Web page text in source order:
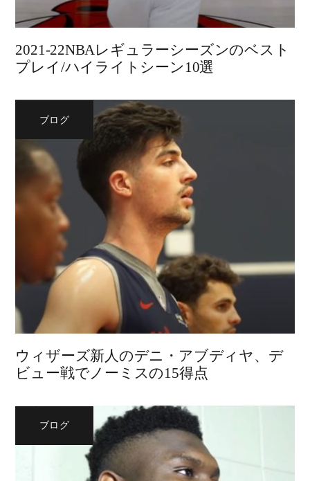
2021-22NBAレギュラーシーズンのベスト
プレイ/ハイライトシーン10選
ブログ
ウィザーズ新人のデニ・アブディヤ、デ
ビュー戦でノーミスの15得点
ブログ